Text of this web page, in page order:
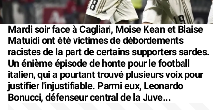
Mardi soir face à Cagliari, Moise Kean et Blaise
Matuidi ont été victimes de débordements
racistes de la part de certains supporters sardes.
Un énième épisode de honte pour le football
italien, qui a pourtant trouvé plusieurs voix pour
justifier l'injustifiable. Parmi eux, Leonardo
Bonucci, défenseur central de la Juve...